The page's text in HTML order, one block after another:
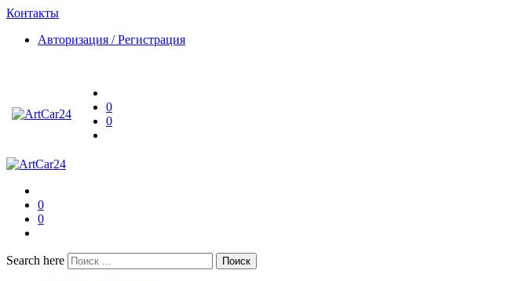
Контакты
Авторизация / Регистрация
0
0
0
0
Search here Поиск